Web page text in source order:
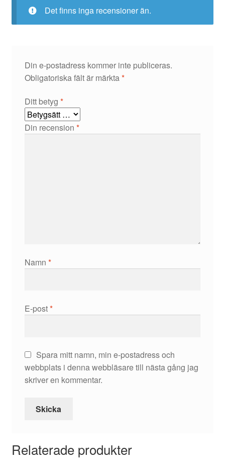
Det finns inga recensioner än.
Din e-postadress kommer inte publiceras.
Obligatoriska fält är märkta*
Ditt betyg *
Din recension *
Namn *
E-post*
Spara mitt namn, min e-postadress och
webbplats i denna webbläsare till nästa gång jag
skriver en kommentar.
Relaterade produkter